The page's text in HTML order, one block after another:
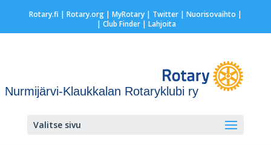
Rotary.fi | Rotary.org| MyRotary| Twitter| Nuorisovaihto |
| Club Finder| Lahjoita
Nurmijärvi-Klaukkalan Rotaryklubi ry
Valitse sivu